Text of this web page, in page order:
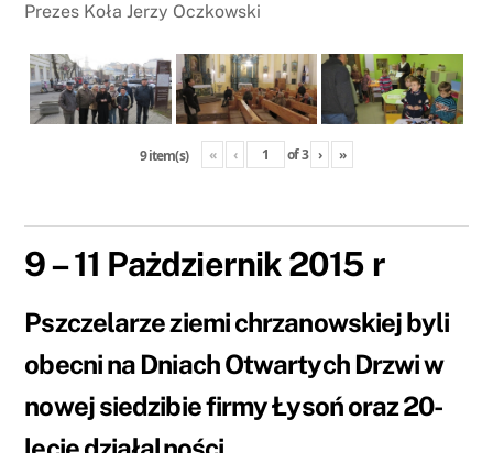
Prezes Koła Jerzy Oczkowski
9 item(s) « ‹ of3 › »
9 – 11 Pażdziernik 2015 r
Pszczelarze ziemi chrzanowskiej byli
obecni na Dniach Otwartych Drzwi w
nowej siedzibie firmy Łysoń oraz 20-